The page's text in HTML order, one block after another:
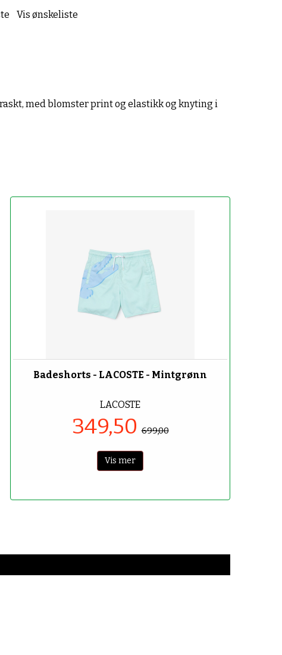
Vis ønskeliste
med blomster print og elastikk og knyting i
Badeshorts - LACOSTE - Mintgrønn
LACOSTE
349,50699,00
Vis mer